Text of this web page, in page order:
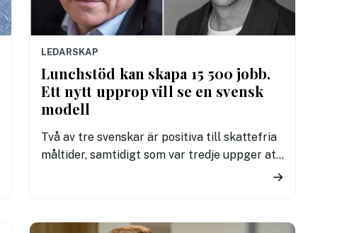
LEDARSKAP
Lunchstöd kan skapa 15 500 jobb.
Ett nytt upprop vill se en svensk
modell
Två av tre svenskar är positiva till skattefria
måltider, samtidigt som var tredje uppger att
svenskt arbetsliv.
→